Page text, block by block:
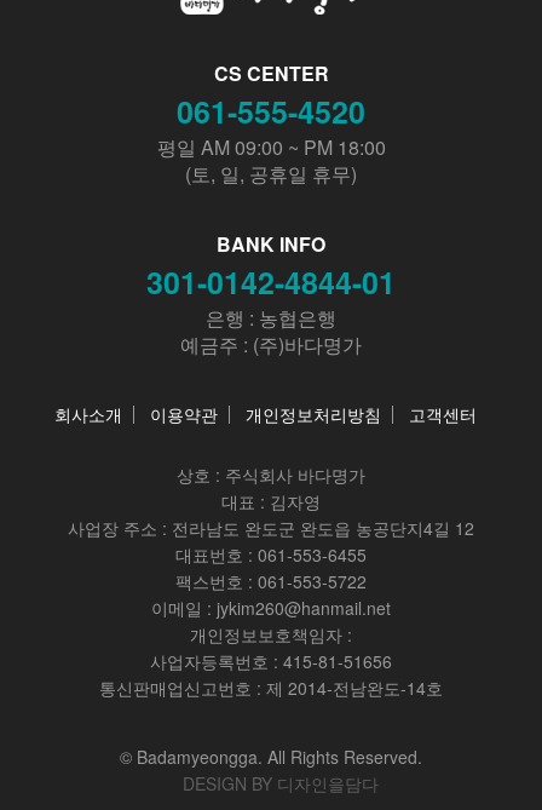
CS CENTER
061-555-4520
평일 AM 09:00 ~ PM 18:00
(토, 일, 공휴일 휴무)
BANK INFO
301-0142-4844-01
은행 : 농협은행
예금주 : (주)바다명가
회사소개 이용약관 개인정보처리방침 고객센터
상호 : 주식회사 바다명가
대표 : 김자영
사업장 주소 : 전라남도 완도군 완도읍 농공단지4길 12
대표번호 : 061-553-6455
팩스번호 : 061-553-5722
이메일 : jykim260@hanmail.net
개인정보보호책임자 :
사업자등록번호 : 415-81-51656
통신판매업신고번호 : 제 2014-전남완도-14호
© Badamyeongga. All Rights Reserved.
DESIGN BY 디자인을담다